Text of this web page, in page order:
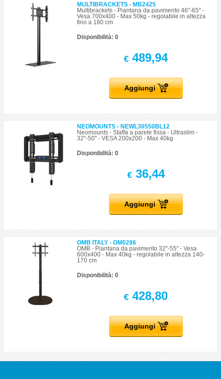
MULTIBRACKETS - MB2425
Multibrackets - Piantana da pavimento 46"-65" -
Vesa 700x400 - Max 50kg - regolabile in altezza
fino a 180 cm
Disponibilità: 0
€ 489,94
Aggiungi
NEOMOUNTS - NEWL30550BL12
Neomounts - Staffa a parete fissa - Ultraslim -
32"-50" - VESA 200x200 - Max 40kg
Disponibilità: 0
€36,44
Aggiungi
OMB ITALY - OM0286
OMB - Piantana da pavimento 32"-55" - Vesa
600x400 - Max 40kg - regolabile in altezza 140-
170 cm
Disponibilità: 0
€ 428,80
Aggiungi